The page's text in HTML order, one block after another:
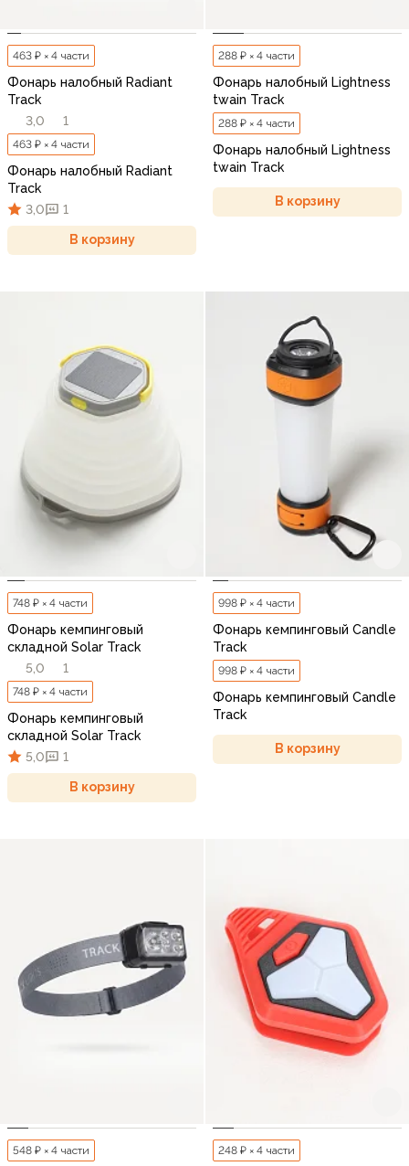
463 ₽ × 4 части
Фонарь налобный Radiant
Track
3,0
1
463 ₽ × 4 части
Фонарь налобный Radiant
Track
3,0
1
В корзину
288 ₽ × 4 части
Фонарь налобный Lightness
twain Track
288 ₽ × 4 части
Фонарь налобный Lightness
twain Track
В корзину
748 ₽ × 4 части
Фонарь кемпинговый
складной Solar Track
5,0
1
748 ₽ × 4 части
Фонарь кемпинговый
складной Solar Track
5,0
1
В корзину
998 ₽ × 4 части
Фонарь кемпинговый Candle
Track
998 ₽ × 4 части
Фонарь кемпинговый Candle
Track
В корзину
548 ₽ × 4 части 248 ₽ × 4 части